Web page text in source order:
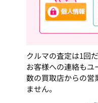
クルマの査定は1回だ
お客様への連絡もユ
数の買取店からの営
ません。